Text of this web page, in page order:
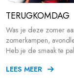
TERUGKOMDAG
Was je deze zomer
zomerkampen,
Heb je de smaak te
LEES MEER